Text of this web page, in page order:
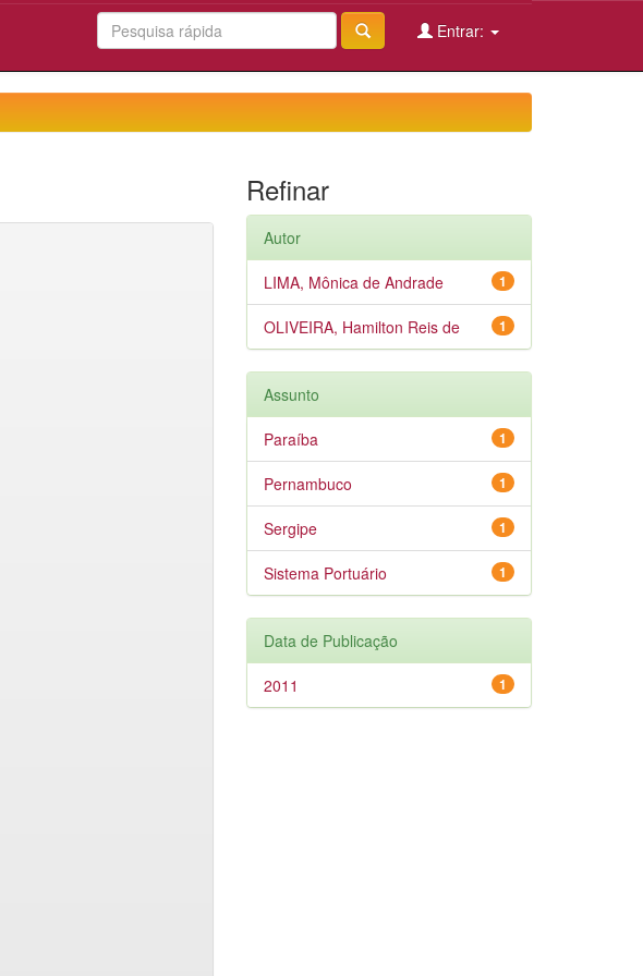
Entrar:
Refinar
Autor
1
LIMA, Mônica de Andrade
1
OLIVEIRA, Hamilton Reis de
Assunto
1
Paraíba
1
Pernambuco
1
Sergipe
1
Sistema Portuário
Data de Publicação
1
2011